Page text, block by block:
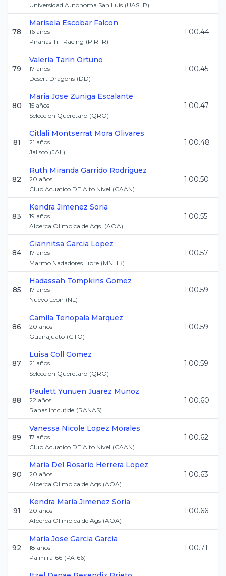
Universidad Autonoma San Luis (UASLP)
78
Marisela Escobar Falcon
16 años
Piranas Tri-Racing (PIRTR)
1:00.44
79
Valeria Tarin Ortuno
17 años
Desert Dragons (DD)
1:00.45
80
Maria Jose Zuniga Escalante
15 años
Seleccion Queretaro (QRO)
1:00.47
81
Citlali Montserrat Mora Olivares
21 años
Jalisco (JAL)
1:00.48
82
Ruth Miranda Garrido Rodriguez
20 años
Club Acuatico DE Alto Nivel (CAAN)
1:00.50
83
Kendra Jimenez Soria
19 años
Alberca Olimpica de Ags. (AOA)
1:00.55
84
Giannitsa Garcia Lopez
17 años
Marmo Nadadores Libre (MNLIB)
1:00.57
85
Hadassah Tompkins Gomez
17 años
Nuevo Leon (NL)
1:00.59
86
Camila Tenopala Marquez
20 años
Guanajuato (GTO)
1:00.59
87
Luisa Coll Gomez
21 años
Seleccion Queretaro (QRO)
1:00.59
88
Paulett Yunuen Juarez Munoz
22 años
Ranas Imcufide (RANAS)
1:00.60
89
Vanessa Nicole Lopez Morales
17 años
Club Acuatico DE Alto Nivel (CAAN)
1:00.62
90
Maria Del Rosario Herrera Lopez
20 años
Alberca Olimpica de Ags (AOA)
1:00.63
91
Kendra Maria Jimenez Soria
20 años
Alberca Olimpica de Ags (AOA)
1:00.66
92
Maria Jose Garcia Garcia
18 años
Palmira166 (PA166)
1:00.71